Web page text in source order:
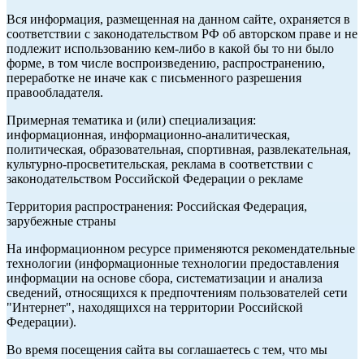
Вся информация, размещенная на данном сайте, охраняется в
соответствии с законодательством РФ об авторском праве и не
подлежит использованию кем-либо в какой бы то ни было
форме, в том числе воспроизведению, распространению,
переработке не иначе как с письменного разрешения
правообладателя.
Примерная тематика и (или) специализация:
информационная, информационно-аналитическая,
политическая, образовательная, спортивная, развлекательная,
культурно-просветительская, реклама в соответствии с
законодательством Российской Федерации о рекламе
Территория распространения: Российская Федерация,
зарубежные страны
На информационном ресурсе применяются рекомендательные
технологии (информационные технологии предоставления
информации на основе сбора, систематизации и анализа
сведений, относящихся к предпочтениям пользователей сети
"Интернет", находящихся на территории Российской
Федерации).
Во время посещения сайта вы соглашаетесь с тем, что мы